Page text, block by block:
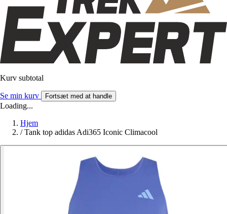
Kurv subtotal
Se min kurv Fortsæt med at handle
Loading...
Hjem
/ Tank top adidas Adi365 Iconic Climacool